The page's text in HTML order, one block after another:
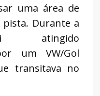
uma área de
pista. Durante a
atingido
um VW/Gol
transitava no